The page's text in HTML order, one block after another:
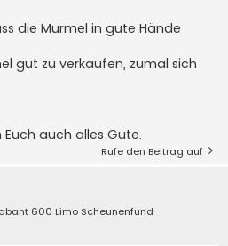
die Murmel in gute Hände
gut zu verkaufen, zumal sich
auch alles Gute.
Rufe den Beitrag auf
600 Limo Scheunenfund